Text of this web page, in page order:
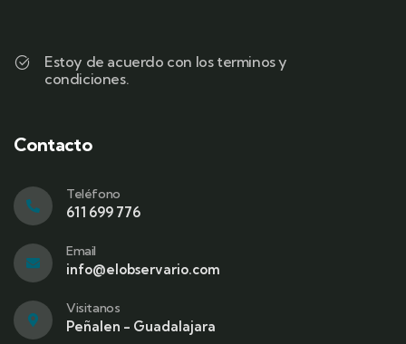
Estoy de acuerdo con los terminos y
condiciones.
Contacto
Teléfono
611 699 776
Email
info@elobservario.com
Visitanos
Peñalen - Guadalajara